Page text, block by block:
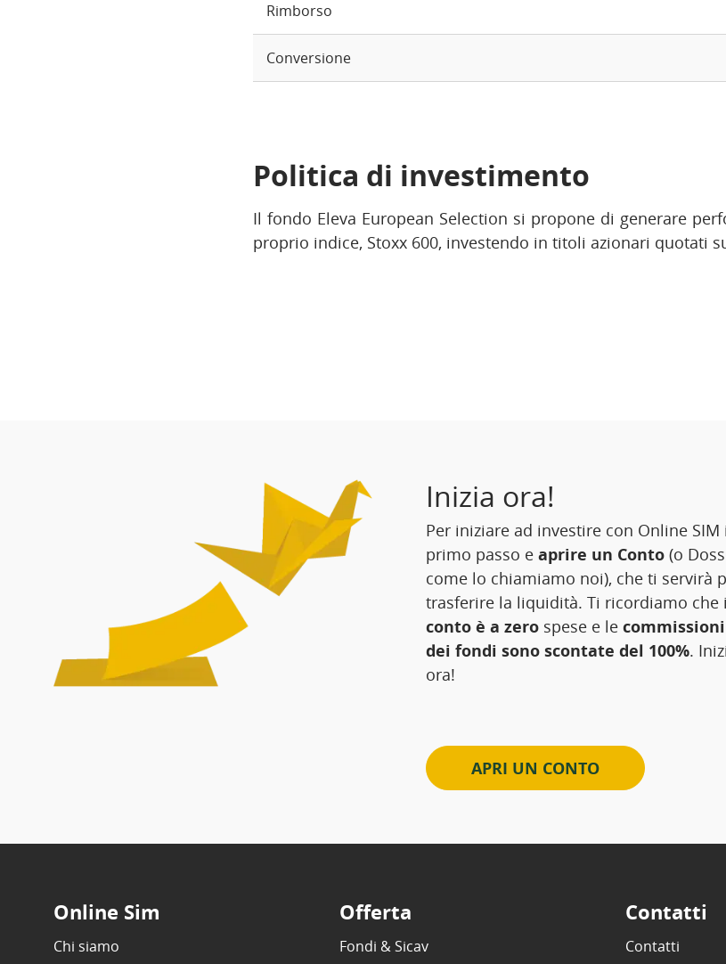
Rimborso
Conversione
Politica di investimento
Il fondo Eleva European Selection si propone di generare
proprio indice, Stoxx 600, investendo in titoli azionari quotati
Inizia ora!
Per iniziare ad investire con Online SIM
primo passo e aprire un Conto (o
come lo chiamiamo noi), che ti servirà
trasferire la liquidità. Ti ricordiamo che
conto è a zero spese e le commissioni
dei fondi sono scontate del 100%.
ora!
APRI UN CONTO
Online Sim
Chi siamo
Offerta
Fondi & Sicav
Contatti
Contatti